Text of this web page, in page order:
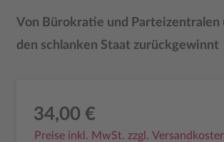
Von Bürokratie und Parteizentralen
den schlanken Staat zurückgewinnt
34,00 €
Preise inkl. MwSt. zzgl.